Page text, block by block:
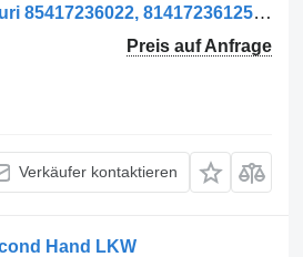
Pompa de rabatare cabină Fahrerhauspumpe für MAN – coduri 85417236022, 81417236125, 81417236128 LKW
Preis auf Anfrage
Verkäufer kontaktieren
Hand LKW